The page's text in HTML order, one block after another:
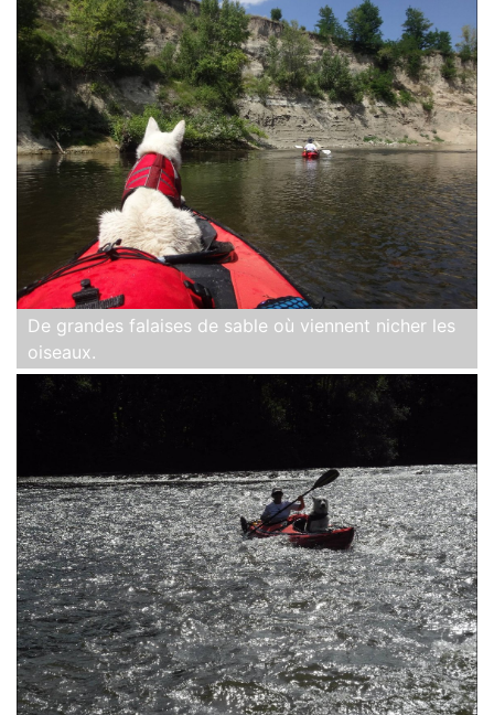
De grandes falaises de sable où viennent nicher les
oiseaux.